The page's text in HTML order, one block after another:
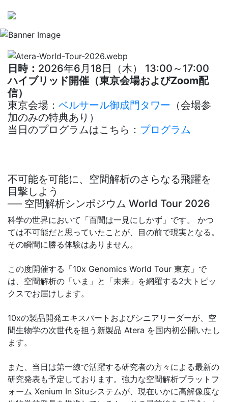
日時： 2026年6月18日（木） 13:00～17:00
ハイブリッド開催（東京会場およびZoom配
信）
東京会場： ベルサール御成門タワー （会場参
加のみの特典あり）
当日のプログラムはこちら： プログラム
不可能を可能に、空間解析のさらなる飛躍を
目撃しよう
── 空間解析シンポジウム World Tour 2026
科学の世界において「百聞は一見にしかず」です。 かつ
ては不可能だと思っていたことが、目の前で現実となる。
その瞬間に勝る体験はありません。
この度開催する「10x Genomics World Tour 東京」で
は、空間解析の「いま」と「未来」を網羅する2大トピッ
クスでお届けします。
10xの製品開発エキスパートおよびシニアリーダーが、空
間生物学の次世代を担う新製品 Atera を国内初公開いたし
ます。
また、当日は第一線で活躍する研究者の方々による最新の
研究発表も予定しております。強力な空間解析プラットフ
ォーム Xenium In Situシステムが、現在いかに高解像度な